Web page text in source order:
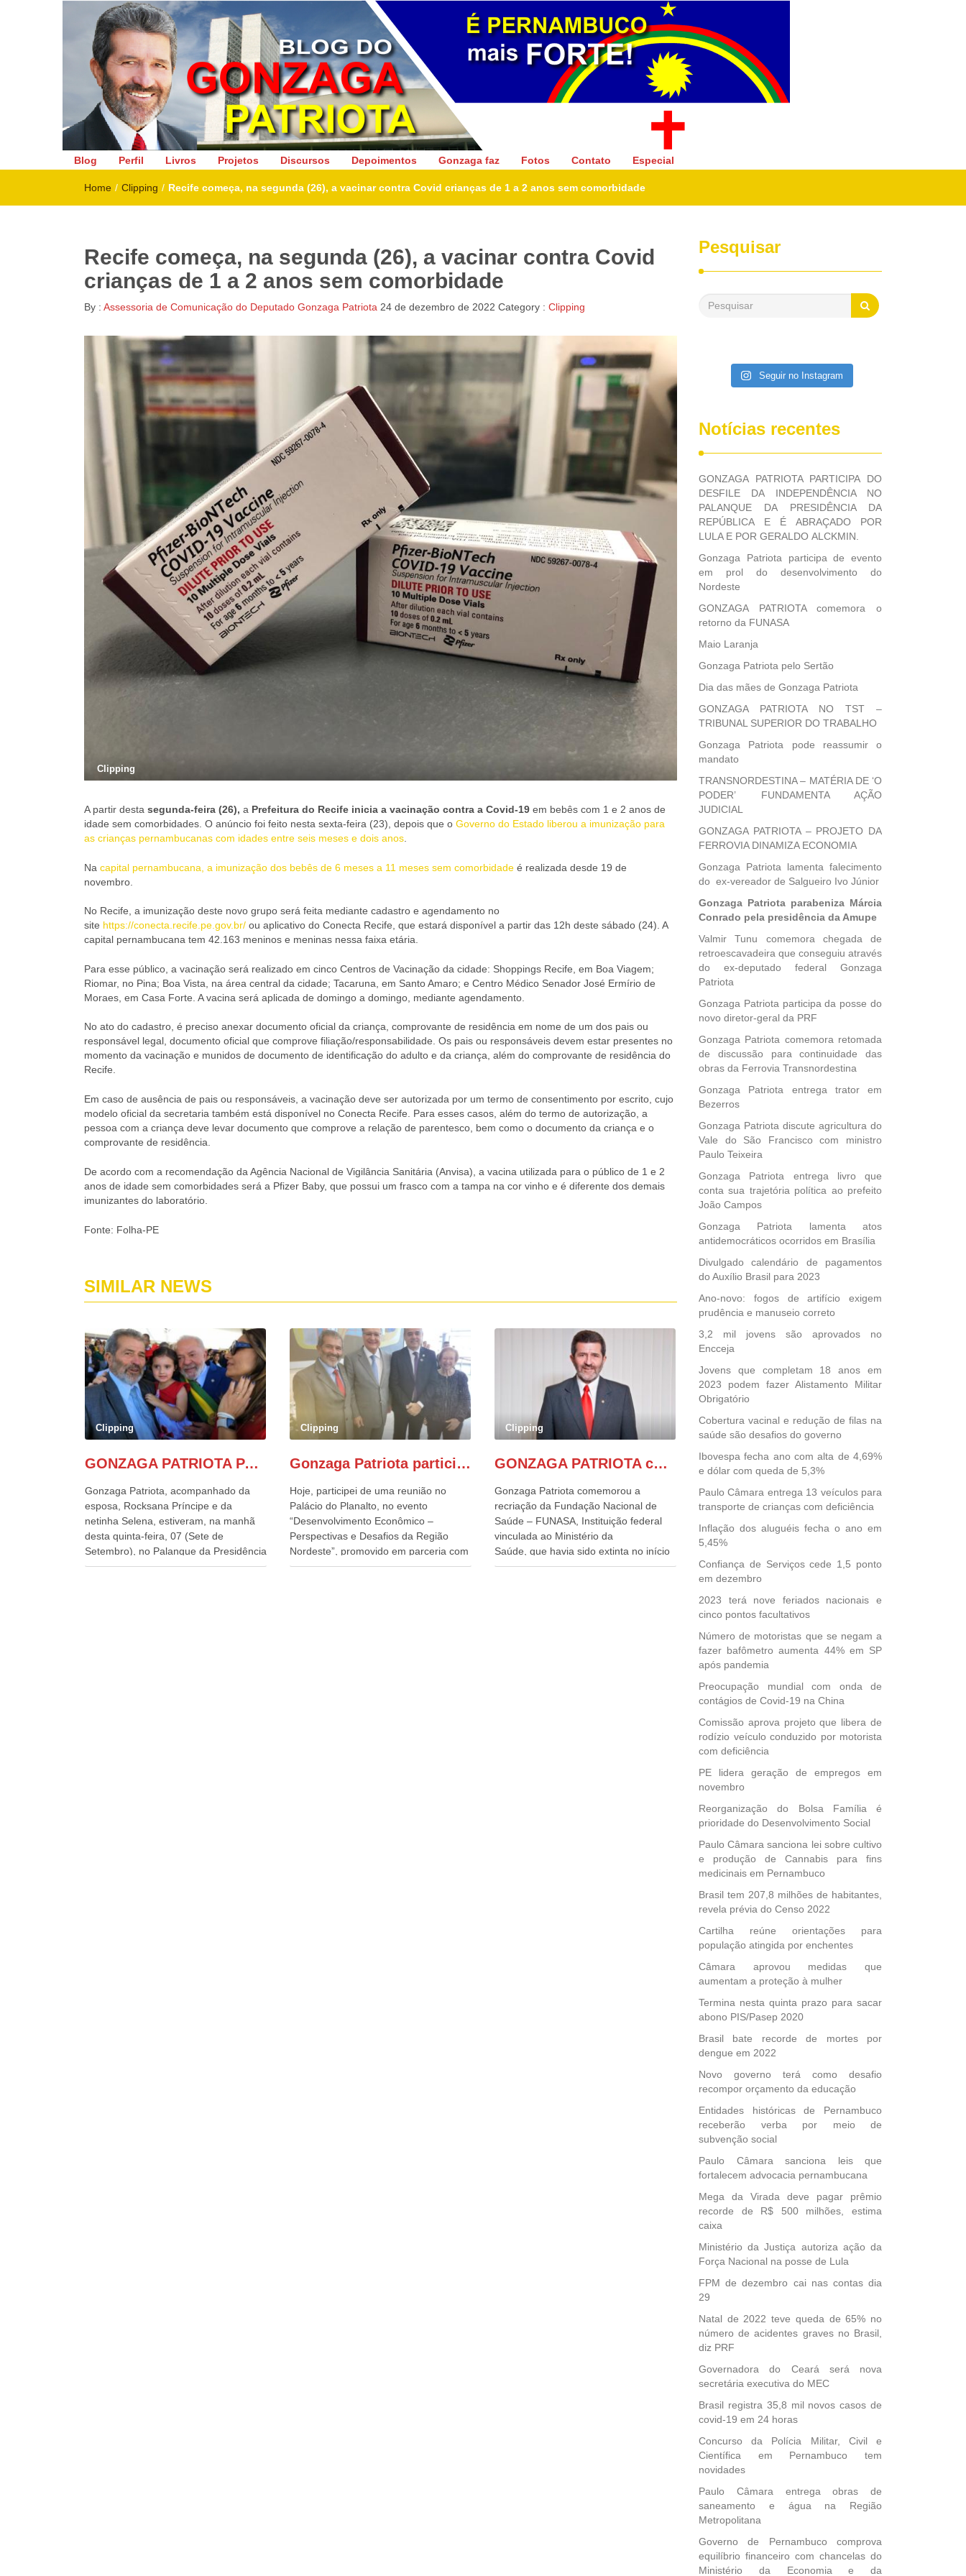
Gonzaga Patriota
Deputado Federal
Blog Perfil Livros Projetos Discursos Depoimentos Gonzaga faz Fotos Contato Especial
Home / Clipping / Recife começa, na segunda (26), a vacinar contra Covid crianças de 1 a 2 anos sem comorbidade
Recife começa, na segunda (26), a vacinar contra Covid
crianças de 1 a 2 anos sem comorbidade
By : Assessoria de Comunicação do Deputado Gonzaga Patriota 24 de dezembro de 2022 Category : Clipping
Clipping
A partir desta segunda-feira (26), a Prefeitura do Recife inicia a vacinação contra a Covid-19 em bebês com 1 e 2 anos de
idade sem comorbidades. O anúncio foi feito nesta sexta-feira (23), depois que o Governo do Estado liberou a imunização para
as crianças pernambucanas com idades entre seis meses e dois anos
Na capital pernambucana, a imunização dos bebês de 6 meses a 11 meses sem comorbidade é realizada desde 19 de
novembro.
No Recife, a imunização deste novo grupo será feita mediante cadastro e agendamento no
site https://conecta.recife.pe.gov.br/ ou aplicativo do Conecta Recife, que estará disponível a partir das 12h deste sábado (24). A
capital pernambucana tem 42.163 meninos e meninas nessa faixa etária.
Para esse público, a vacinação será realizado em cinco Centros de Vacinação da cidade: Shoppings Recife, em Boa Viagem;
Riomar, no Pina; Boa Vista, na área central da cidade; Tacaruna, em Santo Amaro; e Centro Médico Senador José Ermírio de
Moraes, em Casa Forte. A vacina será aplicada de domingo a domingo, mediante agendamento.
No ato do cadastro, é preciso anexar documento oficial da criança, comprovante de residência em nome de um dos pais ou
responsável legal, documento oficial que comprove filiação/responsabilidade. Os pais ou responsáveis devem estar presentes no
momento da vacinação e munidos de documento de identificação do adulto e da criança, além do comprovante de residência do
Recife.
Em caso de ausência de pais ou responsáveis, a vacinação deve ser autorizada por um termo de consentimento por escrito, cujo
modelo oficial da secretaria também está disponível no Conecta Recife. Para esses casos, além do termo de autorização, a
pessoa com a criança deve levar documento que comprove a relação de parentesco, bem como o documento da criança e o
comprovante de residência.
De acordo com a recomendação da Agência Nacional de Vigilância Sanitária (Anvisa), a vacina utilizada para o público de 1 e 2
anos de idade sem comorbidades será a Pfizer Baby, que possui um frasco com a tampa na cor vinho e é diferente dos demais
imunizantes do laboratório.
Fonte: Folha-PE
SIMILAR NEWS
Clipping
GONZAGA PATRIOTA PARTICIPA DO DESFILE DA INDEPENDÊNCIA NO PALANQUE DA PRESIDÊNCIA DA REPÚBLICA E É ABRAÇADO POR LULA E POR GERALDO ALCKMIN.
Gonzaga Patriota, acompanhado da
esposa, Rocksana Príncipe e da
netinha Selena, estiveram, na manhã
desta quinta-feira, 07 (Sete de
Setembro), no Palanque da Presidência
da República, onde foram abraçados
Clipping
Gonzaga Patriota participa de evento em prol do desenvolvimento do Nordeste
Hoje, participei de uma reunião no
Palácio do Planalto, no evento
“Desenvolvimento Econômico –
Perspectivas e Desafios da Região
Nordeste”, promovido em parceria com
o Consórcio Nordeste. Na pauta do
Clipping
GONZAGA PATRIOTA comemora o retorno da FUNASA
Gonzaga Patriota comemorou a
recriação da Fundação Nacional de
Saúde – FUNASA, Instituição federal
vinculada ao Ministério da
Saúde, que havia sido extinta no início
do terceiro governo do
Pesquisar
Seguir no Instagram
Notícias recentes
GONZAGA PATRIOTA PARTICIPA DO
DESFILE DA INDEPENDÊNCIA NO
PALANQUE DA PRESIDÊNCIA DA
REPÚBLICA E É ABRAÇADO POR
LULA E POR GERALDO ALCKMIN.
Gonzaga Patriota participa de evento
em prol do desenvolvimento do
Nordeste
GONZAGA PATRIOTA comemora o
retorno da FUNASA
Maio Laranja
Gonzaga Patriota pelo Sertão
Dia das mães de Gonzaga Patriota
GONZAGA PATRIOTA NO TST –
TRIBUNAL SUPERIOR DO TRABALHO
Gonzaga Patriota pode reassumir o
mandato
TRANSNORDESTINA – MATÉRIA DE ‘O
PODER’ FUNDAMENTA AÇÃO
JUDICIAL
GONZAGA PATRIOTA – PROJETO DA
FERROVIA DINAMIZA ECONOMIA
Gonzaga Patriota lamenta falecimento
do ex-vereador de Salgueiro Ivo Júnior
Gonzaga Patriota parabeniza Márcia
Conrado pela presidência da Amupe
Valmir Tunu comemora chegada de
retroescavadeira que conseguiu através
do ex-deputado federal Gonzaga
Patriota
Gonzaga Patriota participa da posse do
novo diretor-geral da PRF
Gonzaga Patriota comemora retomada
de discussão para continuidade das
obras da Ferrovia Transnordestina
Gonzaga Patriota entrega trator em
Bezerros
Gonzaga Patriota discute agricultura do
Vale do São Francisco com ministro
Paulo Teixeira
Gonzaga Patriota entrega livro que
conta sua trajetória política ao prefeito
João Campos
Gonzaga Patriota lamenta atos
antidemocráticos ocorridos em Brasília
Divulgado calendário de pagamentos
do Auxílio Brasil para 2023
Ano-novo: fogos de artifício exigem
prudência e manuseio correto
3,2 mil jovens são aprovados no
Encceja
Jovens que completam 18 anos em
2023 podem fazer Alistamento Militar
Obrigatório
Cobertura vacinal e redução de filas na
saúde são desafios do governo
Ibovespa fecha ano com alta de 4,69%
e dólar com queda de 5,3%
Paulo Câmara entrega 13 veículos para
transporte de crianças com deficiência
Inflação dos aluguéis fecha o ano em
5,45%
Confiança de Serviços cede 1,5 ponto
em dezembro
2023 terá nove feriados nacionais e
cinco pontos facultativos
Número de motoristas que se negam a
fazer bafômetro aumenta 44% em SP
após pandemia
Preocupação mundial com onda de
contágios de Covid-19 na China
Comissão aprova projeto que libera de
rodízio veículo conduzido por motorista
com deficiência
PE lidera geração de empregos em
novembro
Reorganização do Bolsa Família é
prioridade do Desenvolvimento Social
Paulo Câmara sanciona lei sobre cultivo
e produção de Cannabis para fins
medicinais em Pernambuco
Brasil tem 207,8 milhões de habitantes,
revela prévia do Censo 2022
Cartilha reúne orientações para
população atingida por enchentes
Câmara aprovou medidas que
aumentam a proteção à mulher
Termina nesta quinta prazo para sacar
abono PIS/Pasep 2020
Brasil bate recorde de mortes por
dengue em 2022
Novo governo terá como desafio
recompor orçamento da educação
Entidades históricas de Pernambuco
receberão verba por meio de
subvenção social
Paulo Câmara sanciona leis que
fortalecem advocacia pernambucana
Mega da Virada deve pagar prêmio
recorde de R$ 500 milhões, estima
caixa
Ministério da Justiça autoriza ação da
Força Nacional na posse de Lula
FPM de dezembro cai nas contas dia
29
Natal de 2022 teve queda de 65% no
número de acidentes graves no Brasil,
diz PRF
Governadora do Ceará será nova
secretária executiva do MEC
Brasil registra 35,8 mil novos casos de
covid-19 em 24 horas
Concurso da Polícia Militar, Civil e
Científica em Pernambuco tem
novidades
Paulo Câmara entrega obras de
saneamento e água na Região
Metropolitana
Governo de Pernambuco comprova
equilíbrio financeiro com chancelas do
Ministério da Economia e da